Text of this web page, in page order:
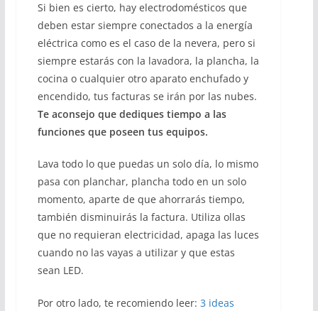
Si bien es cierto, hay electrodomésticos que
deben estar siempre conectados a la energía
eléctrica como es el caso de la nevera, pero si
siempre estarás con la lavadora, la plancha, la
cocina o cualquier otro aparato enchufado y
encendido, tus facturas se irán por las nubes.
Te aconsejo que dediques tiempo a las
funciones que poseen tus equipos.
Lava todo lo que puedas un solo día, lo mismo
pasa con planchar, plancha todo en un solo
momento, aparte de que ahorrarás tiempo,
también disminuirás la factura. Utiliza ollas
que no requieran electricidad, apaga las luces
cuando no las vayas a utilizar y que estas
sean LED.
Por otro lado, te recomiendo leer: 3 ideas